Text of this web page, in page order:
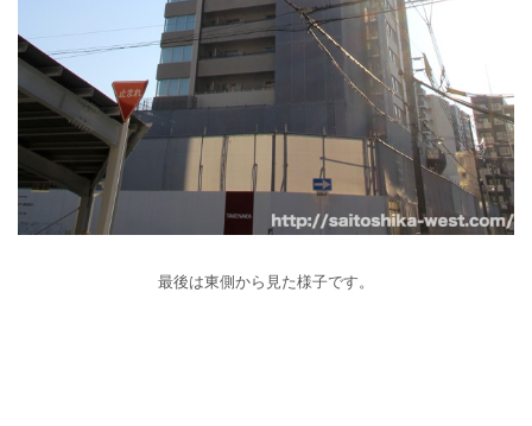
最後は東側から見た様子です。